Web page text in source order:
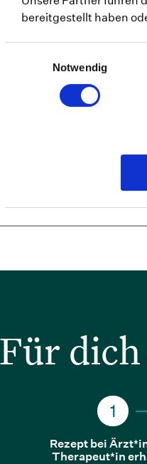
bereitgestellt haben
Notwendig
Kurs bietet
Für
Rezept bei
Therapeut*in